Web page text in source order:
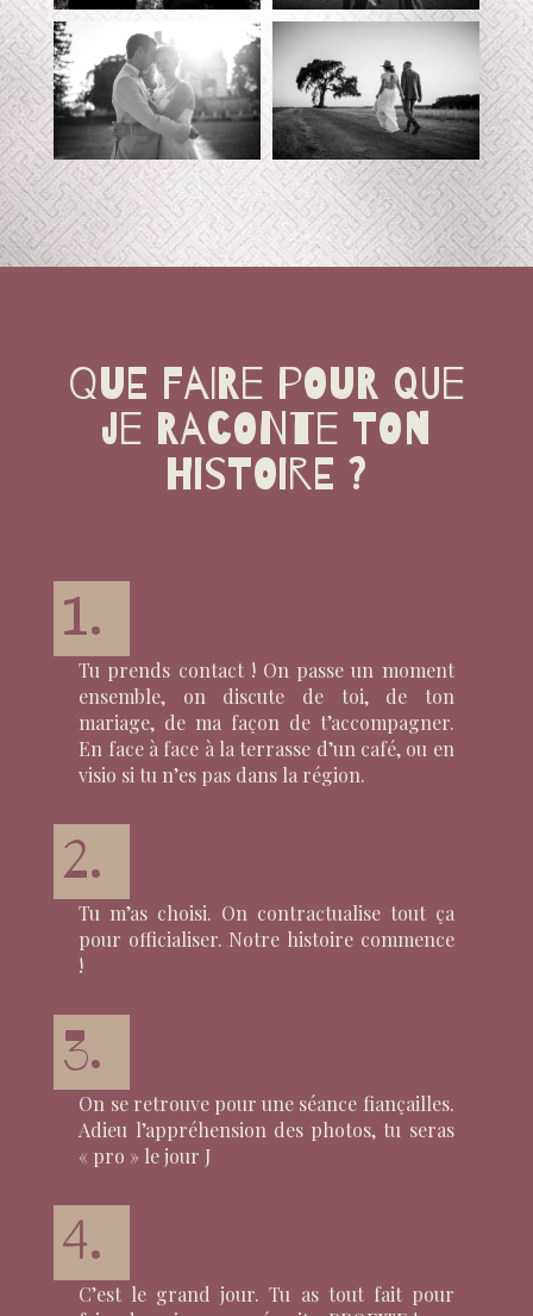
Que faire pour que
je raconte ton
histoire ?
1.
Tu prends contact ! On passe un moment
ensemble, on discute de toi, de ton
mariage, de ma façon de t’accompagner.
En face à face à la terrasse d’un café, ou en
visio si tu n’es pas dans la région.
2.
Tu m’as choisi. On contractualise tout ça
pour officialiser. Notre histoire commence
!
3.
On se retrouve pour une séance fiançailles.
Adieu l’appréhension des photos, tu seras
« pro » le jour J
4.
C’est le grand jour. Tu as tout fait pour